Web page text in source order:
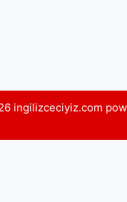
ingilizceciyiz.com